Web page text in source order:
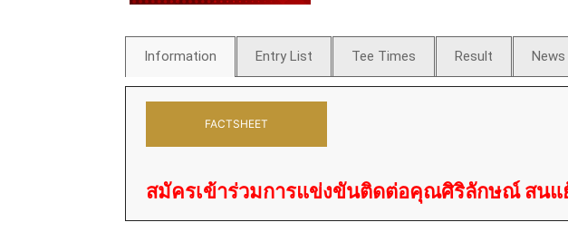
Information Entry List Tee Times Result News
FACTSHEET
สมัครเข้าร่วมการแข่งขันติดต่อคุณศิริลักษณ์ สน